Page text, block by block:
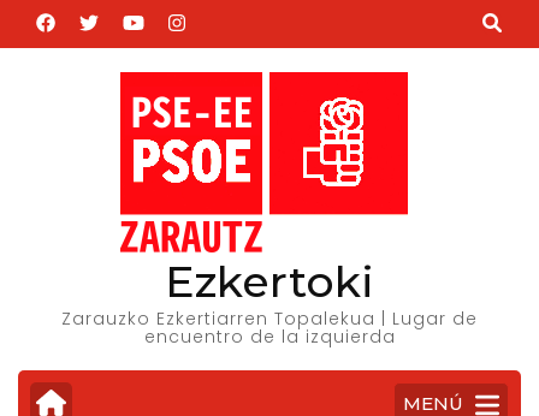
Saltar
al
Ezkertoki
Zarauzko Ezkertiarren Topalekua | Lugar de
encuentro de la izquierda
MENÚ